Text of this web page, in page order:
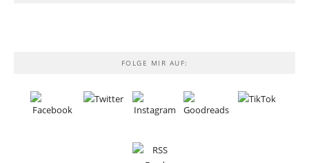
FOLGE MIR AUF: